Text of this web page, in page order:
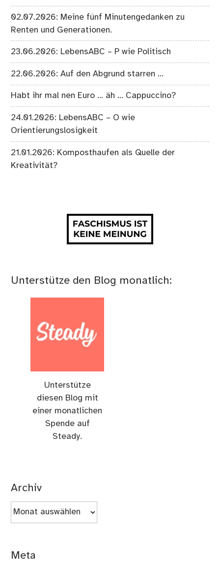
02.07.2026: Meine fünf Minutengedanken zu
Renten und Generationen.
23.06.2026: LebensABC – P wie Politisch
22.06.2026: Auf den Abgrund starren …
Habt ihr mal nen Euro … äh … Cappuccino?
24.01.2026: LebensABC – O wie
Orientierungslosigkeit
21.01.2026: Komposthaufen als Quelle der
Kreativität?
Unterstütze den Blog monatlich:
Unterstütze
diesen Blog mit
einer monatlichen
Spende auf
Steady.
Archiv
Archiv
Meta